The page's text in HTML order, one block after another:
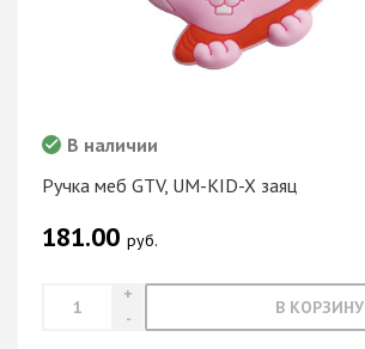
Ручка меб GTV, UM-KID-X заяц
В наличии
181.00 руб.
В КОРЗИНУ